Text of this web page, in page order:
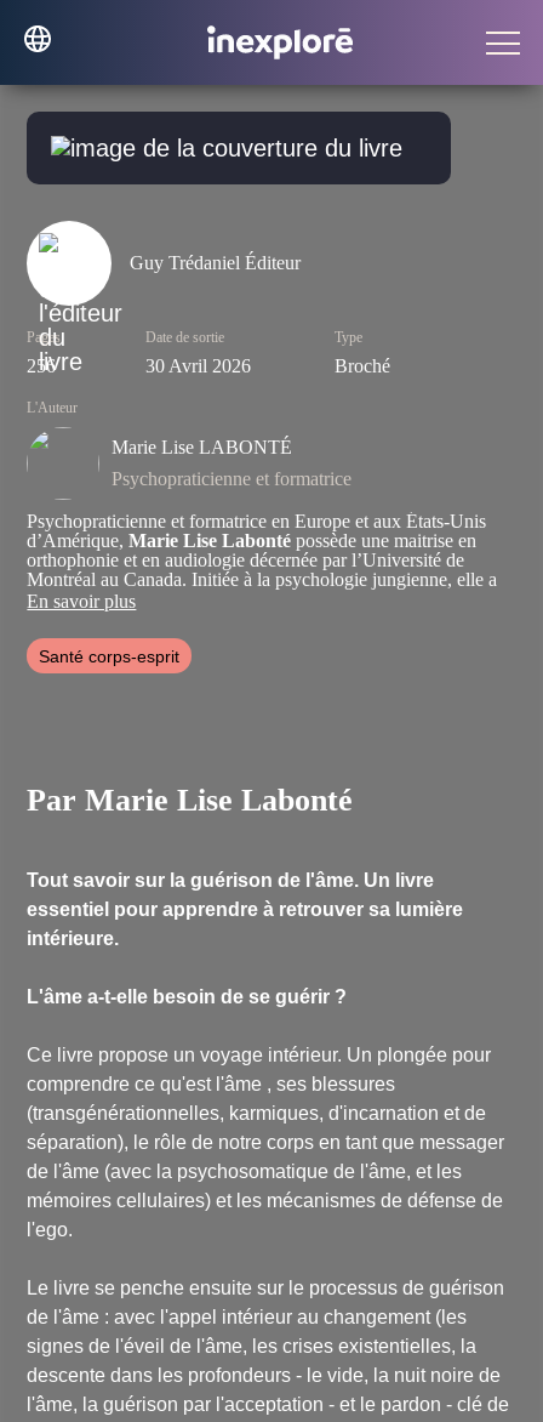
Guy Trédaniel Éditeur
Pages
256
Date de sortie
30 Avril 2026
Type
Broché
L'Auteur
Marie Lise LABONTÉ
Psychopraticienne et formatrice
Psychopraticienne et formatrice en Europe et aux États-Unis
d’Amérique,Marie Lise Labonté possède une maitrise en
orthophonie et en audiologie décernée par l’Université de
Montréal au Canada. Initiée à la psychologie jungienne, elle a
créé la Méthode de Libération des Cuirasses MLC©, une
thérapie psychocorporelle liée au mouvement. Elle est
également cocréatrice de la méthode Images de Transformation
IT©, une thérapie de dialogue avec l'inconscient. Elle forme des
intervenants et donne des séminaires et des conférences dans le
En savoir plus
Santé corps-esprit
Par Marie Lise Labonté
Tout savoir sur la guérison de l'âme. Un livre
essentiel pour apprendre à retrouver sa lumière
intérieure.
L'âme a-t-elle besoin de se guérir ?
Ce livre propose un voyage intérieur. Un plongée pour
comprendre ce qu'est l'âme , ses blessures
(transgénérationnelles, karmiques, d'incarnation et de
séparation), le rôle de notre corps en tant que messager
de l'âme (avec la psychosomatique de l'âme, et les
mémoires cellulaires) et les mécanismes de défense de
l'ego.
Le livre se penche ensuite sur le processus de guérison
de l'âme : avec l'appel intérieur au changement (les
signes de l'éveil de l'âme, les crises existentielles, la
descente dans les profondeurs - le vide, la nuit noire de
l'âme, la guérison par l'acceptation - et le pardon - clé de